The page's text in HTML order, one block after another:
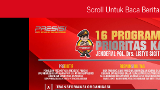
ke
Scroll Untuk Baca Berita